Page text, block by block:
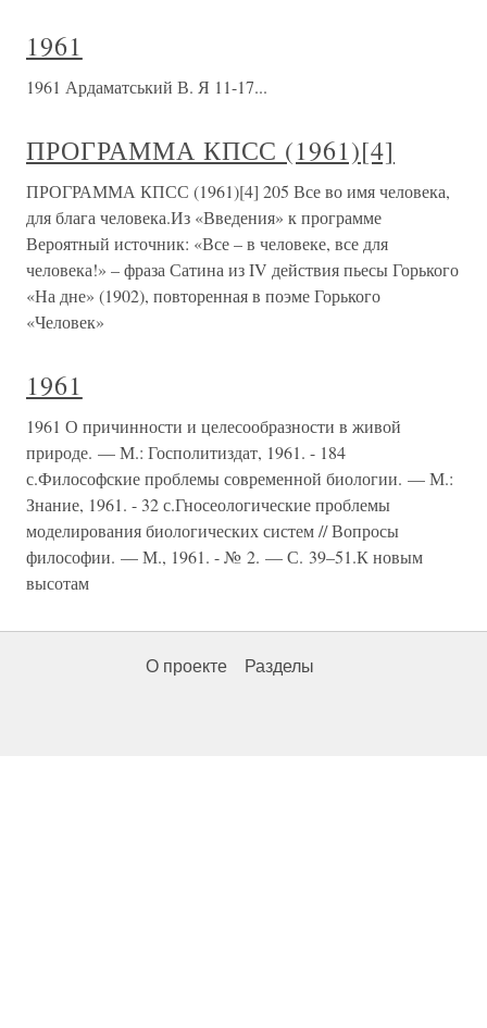
1961
1961 Ардаматський В. Я 11-17...
ПРОГРАММА КПСС (1961)[4]
ПРОГРАММА КПСС (1961)[4] 205 Все во имя человека,
для блага человека.Из «Введения» к программе
Вероятный источник: «Все – в человеке, все для
человека!» – фраза Сатина из IV действия пьесы Горького
«На дне» (1902), повторенная в поэме Горького
«Человек»
1961
1961 О причинности и целесообразности в живой
природе. — М.: Госполитиздат, 1961. - 184
с.Философские проблемы современной биологии. — М.:
Знание, 1961. - 32 с.Гносеологические проблемы
моделирования биологических систем // Вопросы
философии. — М., 1961. - № 2. — С. 39–51.К новым
высотам
О проекте Разделы